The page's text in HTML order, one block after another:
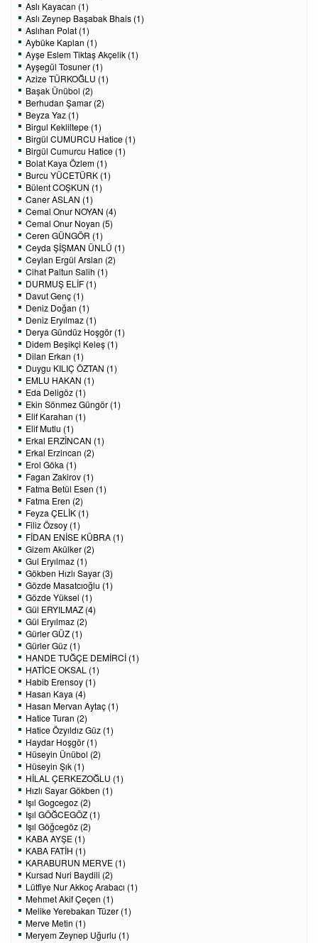
Aslı Kayacan (1)
Aslı Zeynep Başabak Bhais (1)
Aslıhan Polat (1)
Aybüke Kaplan (1)
Ayşe Eslem Tiktaş Akçelik (1)
Ayşegül Tosuner (1)
Azize TÜRKOĞLU (1)
Başak Ünübol (2)
Berhudan Şamar (2)
Beyza Yaz (1)
Birgul Kekliltepe (1)
Birgül CUMURCU Hatice (1)
Birgül Cumurcu Hatice (1)
Bolat Kaya Özlem (1)
Burcu YÜCETÜRK (1)
Bülent COŞKUN (1)
Caner ASLAN (1)
Cemal Onur NOYAN (4)
Cemal Onur Noyan (5)
Ceren GÜNGÖR (1)
Ceyda ŞİŞMAN ÜNLÜ (1)
Ceylan Ergül Arslan (2)
Cihat Paltun Salih (1)
DURMUŞ ELİF (1)
Davut Genç (1)
Deniz Doğan (1)
Deniz Eryılmaz (1)
Derya Gündüz Hoşgör (1)
Didem Beşikçi Keleş (1)
Dilan Erkan (1)
Duygu KILIÇ ÖZTAN (1)
EMLU HAKAN (1)
Eda Deligöz (1)
Ekin Sönmez Güngör (1)
Elif Karahan (1)
Elif Mutlu (1)
Erkal ERZİNCAN (1)
Erkal Erzincan (2)
Erol Göka (1)
Fagan Zakirov (1)
Fatma Betül Esen (1)
Fatma Eren (2)
Feyza ÇELİK (1)
Filiz Özsoy (1)
FİDAN ENİSE KÜBRA (1)
Gizem Akülker (2)
Gul Eryılmaz (1)
Gökben Hızlı Sayar (3)
Gözde Masatcıoğlu (1)
Gözde Yüksel (1)
Gül ERYILMAZ (4)
Gül Eryılmaz (2)
Gürler GÜZ (1)
Gürler Güz (1)
HANDE TUĞÇE DEMİRCİ (1)
HATİCE OKSAL (1)
Habib Erensoy (1)
Hasan Kaya (4)
Hasan Mervan Aytaç (1)
Hatice Turan (2)
Hatice Özyıldız Güz (1)
Haydar Hoşgör (1)
Hüseyin Ünübol (2)
Hüseyin Şık (1)
HİLAL ÇERKEZOĞLU (1)
Hızlı Sayar Gökben (1)
Işıl Gogcegoz (2)
Işıl GÖĞCEGÖZ (1)
Işıl Göğcegöz (2)
KABA AYŞE (1)
KABA FATİH (1)
KARABURUN MERVE (1)
Kursad Nuri Baydili (2)
Lütfiye Nur Akkoç Arabacı (1)
Mehmet Akif Çeçen (1)
Melike Yerebakan Tüzer (1)
Merve Metin (1)
Meryem Zeynep Uğurlu (1)